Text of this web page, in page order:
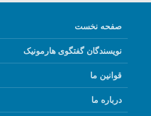
صفحه نخست
نویسندگان گفتگوی هارمونیک
قوانین ما
درباره ما